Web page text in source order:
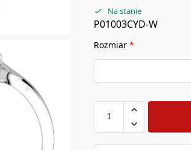
Na stanie
P01003CYD-W
Rozmiar*